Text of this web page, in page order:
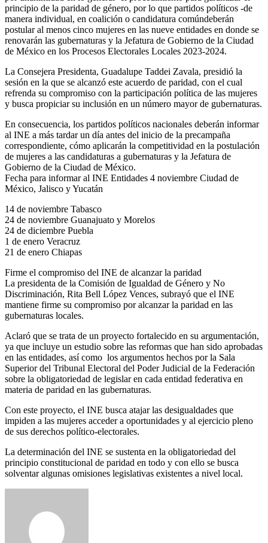
principio de la paridad de género, por lo que partidos políticos -de
manera individual, en coalición o candidatura comúndeberán
postular al menos cinco mujeres en las nueve entidades en donde se
renovarán las gubernaturas y la Jefatura de Gobierno de la Ciudad
de México en los Procesos Electorales Locales 2023-2024.
La Consejera Presidenta, Guadalupe Taddei Zavala, presidió la
sesión en la que se alcanzó este acuerdo de paridad, con el cual
refrenda su compromiso con la participación política de las mujeres
y busca propiciar su inclusión en un número mayor de gubernaturas.
En consecuencia, los partidos políticos nacionales deberán informar
al INE a más tardar un día antes del inicio de la precampaña
correspondiente, cómo aplicarán la competitividad en la postulación
de mujeres a las candidaturas a gubernaturas y la Jefatura de
Gobierno de la Ciudad de México.
Fecha para informar al INE Entidades 4 noviembre Ciudad de
México, Jalisco y Yucatán
14 de noviembre Tabasco
24 de noviembre Guanajuato y Morelos
24 de diciembre Puebla
1 de enero Veracruz
21 de enero Chiapas
Firme el compromiso del INE de alcanzar la paridad
La presidenta de la Comisión de Igualdad de Género y No
Discriminación, Rita Bell López Vences, subrayó que el INE
mantiene firme su compromiso por alcanzar la paridad en las
gubernaturas locales.
Aclaró que se trata de un proyecto fortalecido en su argumentación,
ya que incluye un estudio sobre las reformas que han sido aprobadas
en las entidades, así como los argumentos hechos por la Sala
Superior del Tribunal Electoral del Poder Judicial de la Federación
sobre la obligatoriedad de legislar en cada entidad federativa en
materia de paridad en las gubernaturas.
Con este proyecto, el INE busca atajar las desigualdades que
impiden a las mujeres acceder a oportunidades y al ejercicio pleno
de sus derechos político-electorales.
La determinación del INE se sustenta en la obligatoriedad del
principio constitucional de paridad en todo y con ello se busca
solventar algunas omisiones legislativas existentes a nivel local.